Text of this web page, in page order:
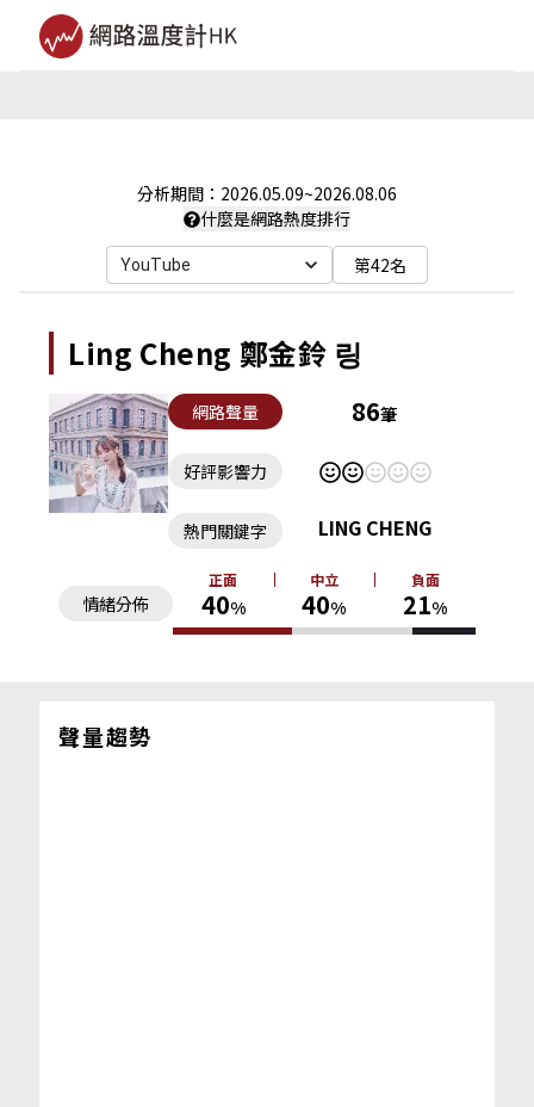
分析期間： 2026.05.09~2026.08.06
什麼是網路熱度排行
YouTube 第42名
Ling Cheng 鄭金鈴 링
網路聲量 86筆
好評影響力
情緒分佈
正面
40%
中立
40%
負面
21%
熱門關鍵字 LING CHENG
聲量趨勢